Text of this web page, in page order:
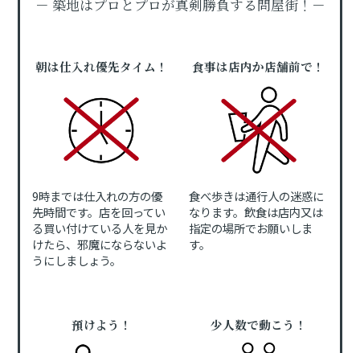
－ 築地はプロとプロが真剣勝負する問屋街！－
朝は仕入れ優先タイム！
9時までは仕入れの方の優
先時間です。店を回ってい
る買い付けている人を見か
けたら、邪魔にならないよ
うにしましょう。
食事は店内か店舗前で！
食べ歩きは通行人の迷惑に
なります。飲食は店内又は
指定の場所でお願いしま
す。
預けよう！ 少人数で動こう！